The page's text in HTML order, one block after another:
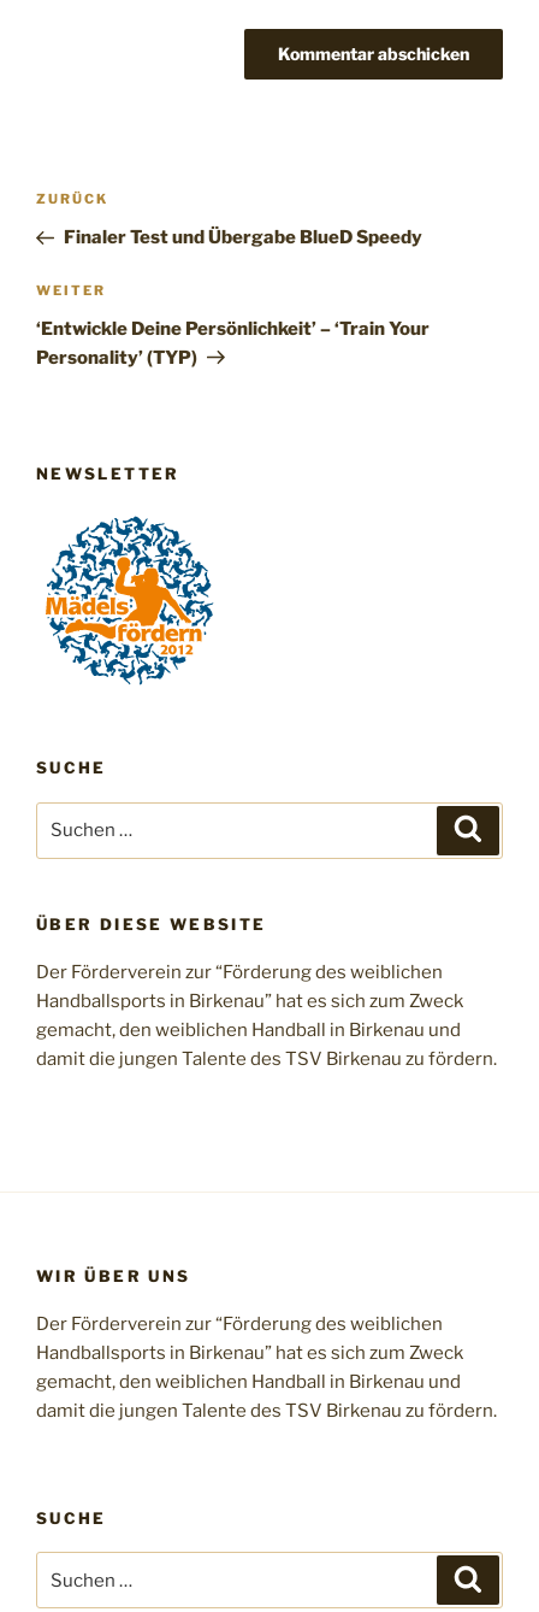
Beitragsnavigation
Vorheriger
Beitrag
ZURÜCK
Finaler Test und Übergabe BlueD Speedy
Nächster
Beitrag
WEITER
‘Entwickle Deine Persönlichkeit’ – ‘Train Your
Personality’ (TYP)
NEWSLETTER
SUCHE
nach:
ÜBER DIESE WEBSITE
Der Förderverein zur “Förderung des weiblichen
Handballsports in Birkenau” hat es sich zum Zweck
gemacht, den weiblichen Handball in Birkenau und
damit die jungen Talente des TSV Birkenau zu fördern.
WIR ÜBER UNS
Der Förderverein zur “Förderung des weiblichen
Handballsports in Birkenau” hat es sich zum Zweck
gemacht, den weiblichen Handball in Birkenau und
damit die jungen Talente des TSV Birkenau zu fördern.
SUCHE
nach: